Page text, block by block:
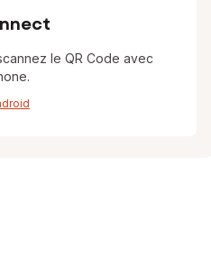
le QR Code avec